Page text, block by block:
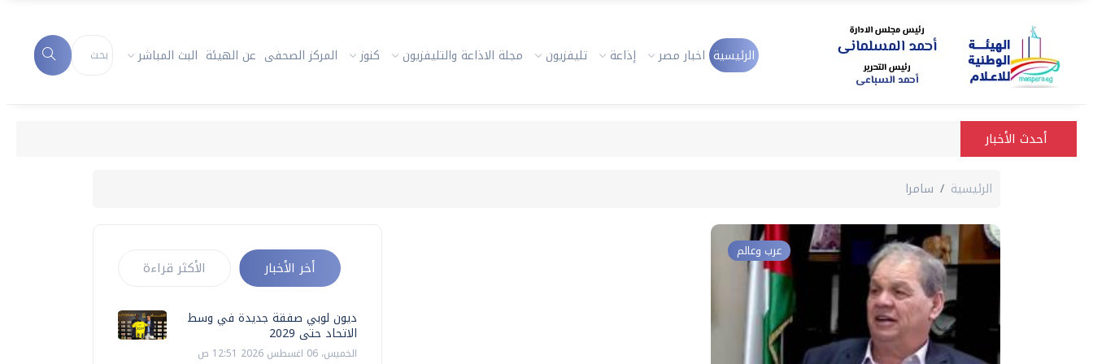
الرئيسية اخبار مصر إذاعة تليفزيون مجلة الاذاعة والتليفزيون كنوز المركز الصحفى عن الهيئة البث المباشر
أحدث الأخبار
الرئيسية سامرا
عرب وعالم
أخر الأخبار الأكثر قراءة
ديون لوبي صفقة جديدة في وسط
الاتحاد حتى 2029
الخميس، 06 اغسطس 2026 12:51 ص